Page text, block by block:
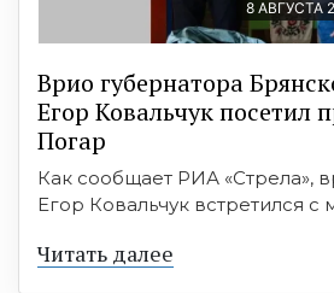
8 АВГУСТА
Врио губернатора
Егор Ковальчук посетил
Погар
Как сообщает РИА «Стрела»,
Егор Ковальчук встретился с
Читать далее